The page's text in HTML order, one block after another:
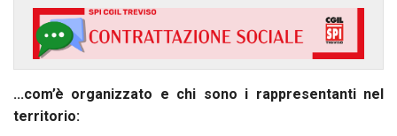
...com’è organizzato e chi sono i rappresentanti nel
territorio: